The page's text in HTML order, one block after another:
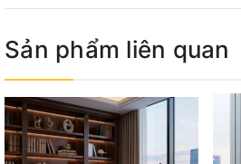
Sản phẩm liên quan